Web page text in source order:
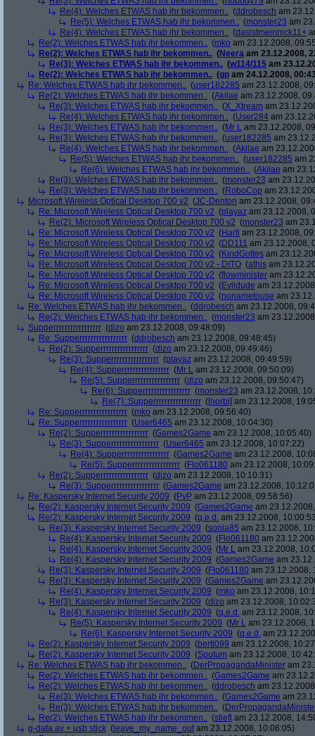
Re(4): Welches ETWAS hab ihr bekommen.. (ddrobesch am
Re(5): Welches ETWAS hab ihr bekommen.. (monster23 am
Re(4): Welches ETWAS hab ihr bekommen.. (dasistmeinnick11+
Re(2): Welches ETWAS hab ihr bekommen.. (mko am 23.12.2008,
Re(2): Welches ETWAS hab ihr bekommen.. (Neera am 23.12.2008,
Re(3): Welches ETWAS hab ihr bekommen.. (w114/115 am
Re(2): Welches ETWAS hab ihr bekommen.. (gp am 24.12.2008,
Re: Welches ETWAS hab ihr bekommen.. (user182285 am 23.12.2008,
Re(2): Welches ETWAS hab ihr bekommen.. (Akilae am 23.12.2008,
Re(3): Welches ETWAS hab ihr bekommen.. (X_Xtream am
Re(4): Welches ETWAS hab ihr bekommen.. (User284 am
Re(3): Welches ETWAS hab ihr bekommen.. (Mr L am 23.12.2008,
Re(3): Welches ETWAS hab ihr bekommen.. (user182285 am
Re(4): Welches ETWAS hab ihr bekommen.. (Akilae am
Re(5): Welches ETWAS hab ihr bekommen.. (user182285 am
Re(6): Welches ETWAS hab ihr bekommen.. (Akilae am
Re(3): Welches ETWAS hab ihr bekommen.. (monster23 am
Re(3): Welches ETWAS hab ihr bekommen.. (RoboCop am
Microsoft Wireless Optical Desktop 700 v2 (JC-Denton am 23.12.2008,
Re: Microsoft Wireless Optical Desktop 700 v2 (playaz am 23.12.2008,
Re(2): Microsoft Wireless Optical Desktop 700 v2 (monster23 am
Re: Microsoft Wireless Optical Desktop 700 v2 (Harti am 23.12.2008,
Re: Microsoft Wireless Optical Desktop 700 v2 (DD111 am 23.12.2008,
Re: Microsoft Wireless Optical Desktop 700 v2 (KindGottes am
Re: Microsoft Wireless Optical Desktop 700 v2 - DITO (athis am
Re: Microsoft Wireless Optical Desktop 700 v2 (flowminister am
Re: Microsoft Wireless Optical Desktop 700 v2 (Evildude am
Re: Microsoft Wireless Optical Desktop 700 v2 (nonametouse am
Re: Welches ETWAS hab ihr bekommen.. (ddrobesch am 23.12.2008,
Re(2): Welches ETWAS hab ihr bekommen.. (monster23 am
Supperrrrrrrrrrrrrrrrr (dizo am 23.12.2008, 09:48:09)
Re: Supperrrrrrrrrrrrrrrrr (ddrobesch am 23.12.2008, 09:48:45)
Re(2): Supperrrrrrrrrrrrrrrrr (dizo am 23.12.2008, 09:49:46)
Re(3): Supperrrrrrrrrrrrrrrrr (playaz am 23.12.2008, 09:49:59)
Re(4): Supperrrrrrrrrrrrrrrrr (Mr L am 23.12.2008, 09:50:09)
Re(5): Supperrrrrrrrrrrrrrrrr (dizo am 23.12.2008, 09:50:47)
Re(6): Supperrrrrrrrrrrrrrrrr (monster23 am 23.12.2008,
Re(7): Supperrrrrrrrrrrrrrrrr ([norbi] am 23.12.2008,
Re: Supperrrrrrrrrrrrrrrrr (mko am 23.12.2008, 09:56:40)
Re: Supperrrrrrrrrrrrrrrrr (User6465 am 23.12.2008, 10:04:30)
Re(2): Supperrrrrrrrrrrrrrrrr (Games2Game am 23.12.2008, 10:05:40)
Re(3): Supperrrrrrrrrrrrrrrrr (User6465 am 23.12.2008, 10:07:22)
Re(4): Supperrrrrrrrrrrrrrrrr (Games2Game am 23.12.2008,
Re(5): Supperrrrrrrrrrrrrrrrr (Flo061180 am 23.12.2008,
Re(2): Supperrrrrrrrrrrrrrrrr (dizo am 23.12.2008, 10:10:31)
Re(3): Supperrrrrrrrrrrrrrrrr (Games2Game am 23.12.2008,
Re: Kaspersky Internet Security 2009 (PvP am 23.12.2008, 09:58:56)
Re(2): Kaspersky Internet Security 2009 (Games2Game am
Re(2): Kaspersky Internet Security 2009 (q.e.d. am 23.12.2008,
Re(3): Kaspersky Internet Security 2009 (sonja85 am 23.12.2008,
Re(4): Kaspersky Internet Security 2009 (Flo061180 am
Re(4): Kaspersky Internet Security 2009 (Mr L am 23.12.2008,
Re(4): Kaspersky Internet Security 2009 (Games2Game am
Re(3): Kaspersky Internet Security 2009 (Flo061180 am 23.12.2008,
Re(3): Kaspersky Internet Security 2009 (Games2Game am
Re(4): Kaspersky Internet Security 2009 (mko am 23.12.2008,
Re(3): Kaspersky Internet Security 2009 (dizo am 23.12.2008,
Re(4): Kaspersky Internet Security 2009 (q.e.d. am 23.12.2008,
Re(5): Kaspersky Internet Security 2009 (Mr L am 23.12.2008,
Re(6): Kaspersky Internet Security 2009 (q.e.d. am
Re(2): Kaspersky Internet Security 2009 (bertl099 am 23.12.2008,
Re(2): Kaspersky Internet Security 2009 (Sputum am 23.12.2008,
Re: Welches ETWAS hab ihr bekommen.. (DerPropagandaMinister am
Re(2): Welches ETWAS hab ihr bekommen.. (Games2Game am
Re(2): Welches ETWAS hab ihr bekommen.. (ddrobesch am
Re(3): Welches ETWAS hab ihr bekommen.. (Games2Game am
Re(3): Welches ETWAS hab ihr bekommen.. (
Re(2): Welches ETWAS hab ihr bekommen.. (stiefl am 23.12.2008,
g-data av + usb stick ( leave_my_name_out am 23.12.2008, 10:06:05)